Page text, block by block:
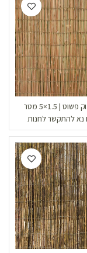
| 1.5×5 מטר
נא להתקשר לחנות